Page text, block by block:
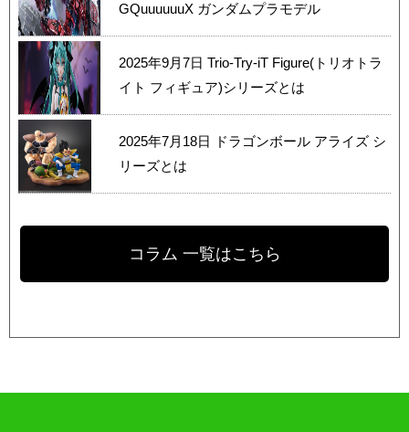
GQuuuuuuX ガンダムプラモデル
2025年9月7日 Trio-Try-iT Figure(トリオトラ
イト フィギュア)シリーズとは
2025年7月18日
ドラゴンボール アライズ シ
リーズとは
コラム 一覧はこちら